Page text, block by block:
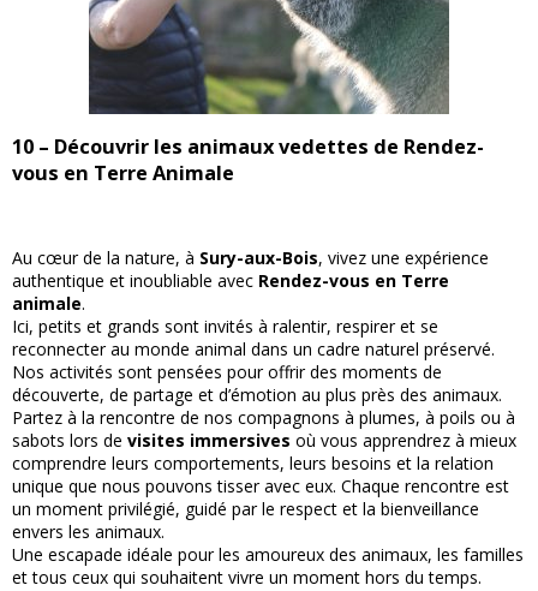
10 – Découvrir les animaux vedettes de Rendez-
vous en Terre Animale
Au cœur de la nature, à Sury-aux-Bois, vivez une expérience
authentique et inoubliable avec Rendez-vous en Terre
animale.
Ici, petits et grands sont invités à ralentir, respirer et se
reconnecter au monde animal dans un cadre naturel préservé.
Nos activités sont pensées pour offrir des moments de
découverte, de partage et d’émotion au plus près des animaux.
Partez à la rencontre de nos compagnons à plumes, à poils ou à
sabots lors de visites immersives où vous apprendrez à mieux
comprendre leurs comportements, leurs besoins et la relation
unique que nous pouvons tisser avec eux. Chaque rencontre est
un moment privilégié, guidé par le respect et la bienveillance
envers les animaux.
Une escapade idéale pour les amoureux des animaux, les familles
et tous ceux qui souhaitent vivre un moment hors du temps.